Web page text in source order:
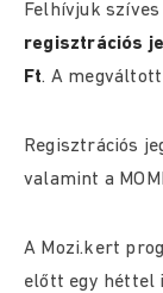
Felhívjuk
regisztrációs
Ft. A
Regisztrációs
valamint a
A Mozi.kert
előtt egy héttel